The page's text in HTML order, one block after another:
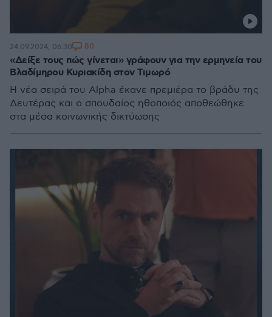
«Δείξε τους πώς γίνεται» γράφουν για την ερμηνεία του
Βλαδίμηρου Κυριακίδη στον Τιμωρό
Η νέα σειρά του Alpha έκανε πρεμιέρα το βράδυ της
Δευτέρας και ο σπουδαίος ηθοποιός αποθεώθηκε
στα μέσα κοινωνικής δικτύωσης
24.09.2024, 06:30 80